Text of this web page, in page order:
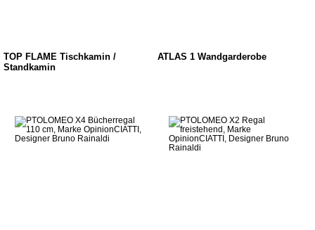
TOP FLAME Tischkamin /
Standkamin
ATLAS 1 Wandgarderobe